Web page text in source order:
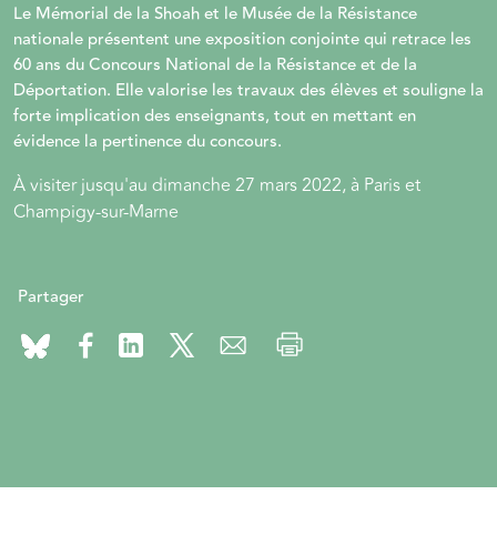
Le Mémorial de la Shoah et le Musée de la Résistance
nationale présentent une exposition conjointe qui retrace les
60 ans du Concours National de la Résistance et de la
Déportation. Elle valorise les travaux des élèves et souligne la
forte implication des enseignants, tout en mettant en
évidence la pertinence du concours.
À visiter jusqu'au dimanche 27 mars 2022, à Paris et
Champigy-sur-Marne
Partager